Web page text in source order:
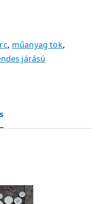
, műanyag tok,
járású